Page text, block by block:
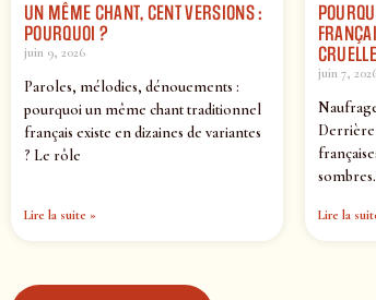
UN MÊME CHANT, CENT VERSIONS :
POURQUOI ?
juin 9, 2026
Paroles, mélodies, dénouements :
pourquoi un même chant traditionnel
français existe en dizaines de variantes
? Le rôle
Lire la suite »
juin 7,
Derrière
Lire la